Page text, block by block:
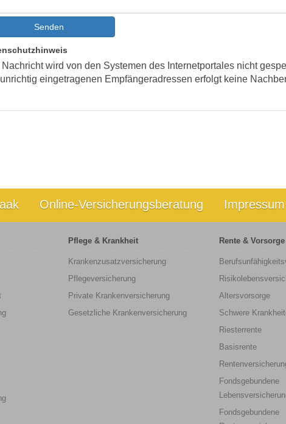
Senden
Nachricht wird von den Systemen des Internetportales nicht
eingetragenen Empfängeradressen erfolgt keine
Online-Versicherungsberatung Impressum
Pflege & Krankheit
Krankenzusatzversicherung
Pflegeversicherung
Private Krankenversicherung
Gesetzliche Krankenversicherung
Rente & Vorsorge
Altersvorsorge
Schwere
Riesterrente
Basisrente
Fondsgebundene
Fondsgebundene